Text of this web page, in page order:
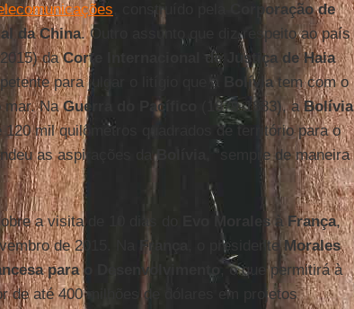
, construído pela
Corporação de
da China. Outro assunto que diz respeito ao país
daCorte Internacional de Justiça de Haia
para julgar o litígio que a
Bolíviatem com o
mar. NaGuerra do Pacífico (1879-1883), aBolívia
120 mil quilômetros quadrados de território para o
as aspirações daBolívia
, “sempre de maneira
a visita de 10 dias do Evo MoralesàFrança,
de 2015. Na França , o presidenteMorales
para o Desenvolvimento
, o que permitirá à
de até 400 milhões de dólares em projetos